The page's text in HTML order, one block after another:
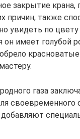
закрытие
причин, также
увидеть по
он имеет
газа
своевременного